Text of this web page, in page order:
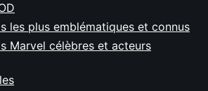
les plus emblématiques et connus
Marvel célèbres et acteurs